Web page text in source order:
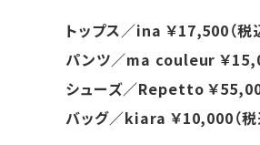
トップス／ina ￥17,500（税
パンツ／ma couleur ￥
シューズ／Repetto ￥
バッグ／kiara ￥10,000（税